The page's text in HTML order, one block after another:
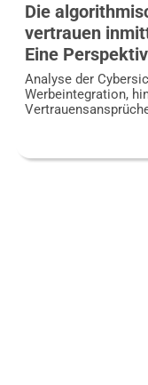
Die
vertrauen
Eine
Analyse der
Werbeintegration,